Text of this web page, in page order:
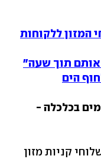
ללקוחות
אותם תוך שעה"
בכלכלה -
קניות מזון